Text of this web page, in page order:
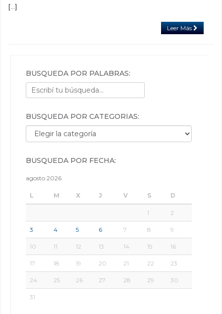
[…]
Leer Más
BÚSQUEDA POR PALABRAS:
BÚSQUEDA POR CATEGORÍAS:
Búsqueda por categorías:
BÚSQUEDA POR FECHA:
agosto 2026
L M X J V S D
1 2
3 4 5 6 7 8 9
10 11 12 13 14 15 16
17 18 19 20 21 22 23
24 25 26 27 28 29 30
31